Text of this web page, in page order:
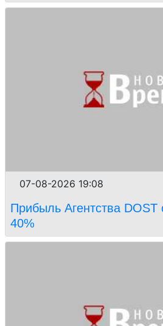
07-08-2026 19:08
Прибыль Агентства DOST
40%